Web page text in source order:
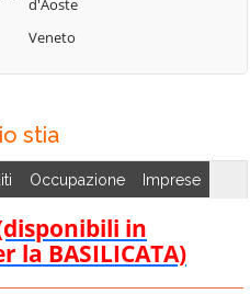
d'Aoste
Veneto
stia
Occupazione Imprese
in
la BASILICATA)